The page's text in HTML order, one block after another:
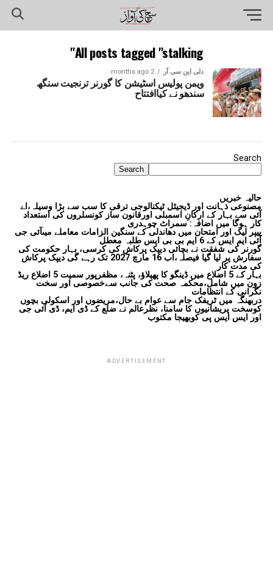
All posts tagged "stalking"
دلی این سی آر 2 months ago
ویمن پولیس اسٹیشن کا گورنر ترنجیت سنگھ
سندھو نے کیاافتتاح
Search
Search
حالیہ خبریں
مصنوعی ذہانت اور ڈیجیٹل ٹیکنالوجی ترقی کا سب سے بڑا وسیلہ،اے
آئی سے بہار کے ارکانِ اسمبلی اورقانون ساز کونسلروں کی استعداد
کار ہوگا میں اضافہ: سمراٹ چوہدری
پیپر لیک اور امتحان میں دھاندلی کے سنگین الزامات معاملے میںآئی جی
آئی ایم ایس کے 6 ایم بی بی ایس طلبہ معطل
گورنر کی شفقت نے بچائی دیپک پرکاش کی کرسی، بہار حکومت کی
سفارش پر لیا گیا فیصلہ،اب 16 مارچ 2027 تک رہے گی دیپک پرکاش
کی مدت کار
بہار کے 5 اضلاع میں ڈینگو کا پھیلاؤ، پٹنہ، مظفرپور سمیت 5 اضلاع ریڈ
زون میں شامل،محکمہ صحت کی جانب سےخصوصی اور سخت
نگرانی کے انتظامات
دربھنگہ میں ٹریفک جام سے عوام بے حال،مریضوں اور اسکولی بچوں
کوسخت پریشانیوں کا سامنا، نظرعالم نے ضلع کے ڈی ایم، ڈی آئی جی
اور ایس ایس پی کوبھیجا مکتوب
ADVERTISEMENT